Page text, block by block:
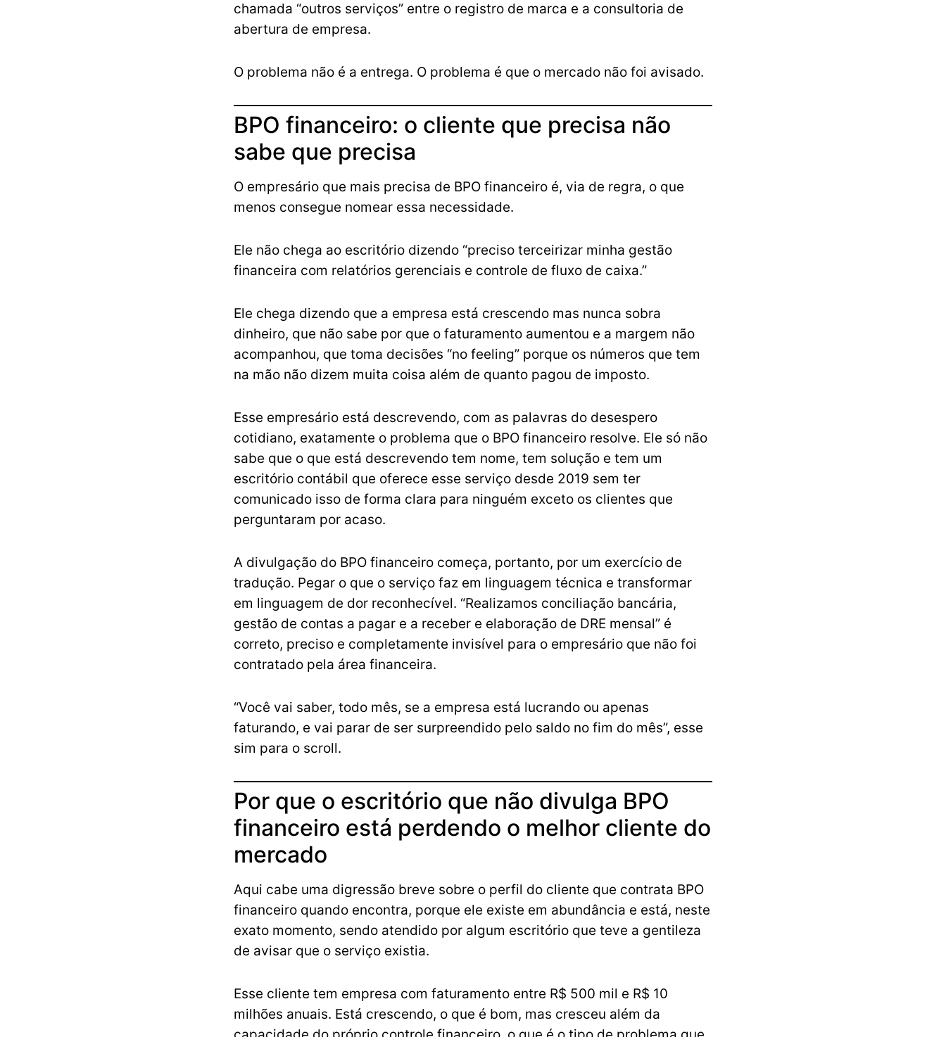
chamada “outros serviços” entre o registro de marca e a consultoria de
abertura de empresa.
O problema não é a entrega. O problema é que o mercado não foi avisado.
BPO financeiro: o cliente que precisa não
sabe que precisa
O empresário que mais precisa de BPO financeiro é, via de regra, o que
menos consegue nomear essa necessidade.
Ele não chega ao escritório dizendo “preciso terceirizar minha gestão
financeira com relatórios gerenciais e controle de fluxo de caixa.”
Ele chega dizendo que a empresa está crescendo mas nunca sobra
dinheiro, que não sabe por que o faturamento aumentou e a margem não
acompanhou, que toma decisões “no feeling” porque os números que tem
na mão não dizem muita coisa além de quanto pagou de imposto.
Esse empresário está descrevendo, com as palavras do desespero
cotidiano, exatamente o problema que o BPO financeiro resolve. Ele só não
sabe que o que está descrevendo tem nome, tem solução e tem um
escritório contábil que oferece esse serviço desde 2019 sem ter
comunicado isso de forma clara para ninguém exceto os clientes que
perguntaram por acaso.
A divulgação do BPO financeiro começa, portanto, por um exercício de
tradução. Pegar o que o serviço faz em linguagem técnica e transformar
em linguagem de dor reconhecível. “Realizamos conciliação bancária,
gestão de contas a pagar e a receber e elaboração de DRE mensal” é
correto, preciso e completamente invisível para o empresário que não foi
contratado pela área financeira.
“Você vai saber, todo mês, se a empresa está lucrando ou apenas
faturando, e vai parar de ser surpreendido pelo saldo no fim do mês”, esse
sim para o scroll.
Por que o escritório que não divulga BPO
financeiro está perdendo o melhor cliente do
mercado
Aqui cabe uma digressão breve sobre o perfil do cliente que contrata BPO
financeiro quando encontra, porque ele existe em abundância e está, neste
exato momento, sendo atendido por algum escritório que teve a gentileza
de avisar que o serviço existia.
Esse cliente tem empresa com faturamento entre R$ 500 mil e R$ 10
milhões anuais. Está crescendo, o que é bom, mas cresceu além da